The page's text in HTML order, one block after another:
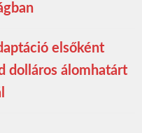
elsőként
dolláros álomhatárt